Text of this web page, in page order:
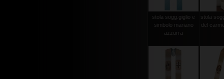
stola sogg.giglio e
simbolo mariano
azzurra
stola
del